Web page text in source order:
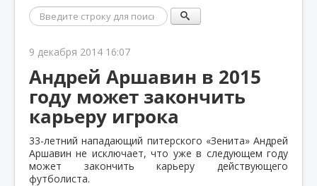
Поиск
9 декабря 2014 16:07
Андрей Аршавин в 2015
году может закончить
карьеру игрока
33-летний нападающий питерского «Зенита» Андрей
Аршавин не исключает, что уже в следующем году
может закончить карьеру действующего
футболиста.